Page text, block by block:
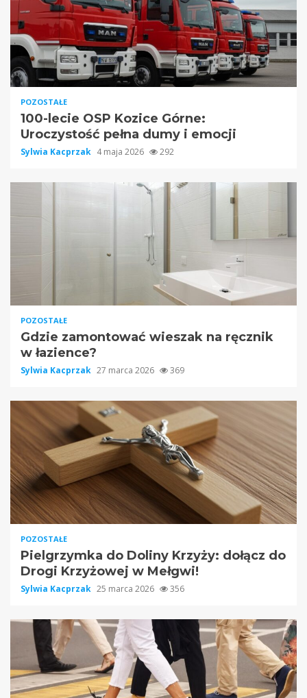
POZOSTAŁE
100-lecie OSP Kozice Górne:
Uroczystość pełna dumy i emocji
Sylwia Kacprzak 4 maja 2026 292
POZOSTAŁE
Gdzie zamontować wieszak na ręcznik
w łazience?
Sylwia Kacprzak 27 marca 2026 369
POZOSTAŁE
Pielgrzymka do Doliny Krzyży: dołącz do
Drogi Krzyżowej w Mełgwi!
Sylwia Kacprzak 25 marca 2026 356